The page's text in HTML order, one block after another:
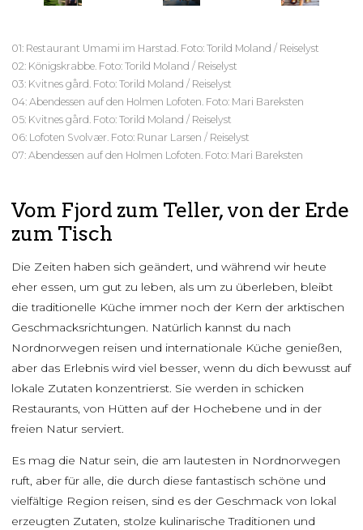
01: Restaurant Umami im Harstad. Foto: Torild Moland / Reiselyst
02: Königskrabbe. Foto: Torild Moland / Reiselyst
03: Kvitnes gård. Foto: Torild Moland / Reiselyst
04: Abendessen auf den Holmen Lofoten. Foto: Mari Bareksten
05: Kvitnes gård. Foto: Torild Moland / Reiselyst
06: Lofoten Svolvær. Foto: Runar Larsen / Reiselyst
07: Abendessen auf den Holmen Lofoten. Foto: Mari Bareksten
Vom Fjord zum Teller, von der Erde
zum Tisch
Die Zeiten haben sich geändert, und während wir heute
eher essen, um gut zu leben, als um zu überleben, bleibt
die traditionelle Küche immer noch der Kern der arktischen
Geschmacksrichtungen. Natürlich kannst du nach
Nordnorwegen reisen und internationale Küche genießen,
aber das Erlebnis wird viel besser, wenn du dich bewusst auf
lokale Zutaten konzentrierst. Sie werden in schicken
Restaurants, von Hütten auf der Hochebene und in der
freien Natur serviert.
Es mag die Natur sein, die am lautesten in Nordnorwegen
ruft, aber für alle, die durch diese fantastisch schöne und
vielfältige Region reisen, sind es der Geschmack von lokal
erzeugten Zutaten, stolze kulinarische Traditionen und